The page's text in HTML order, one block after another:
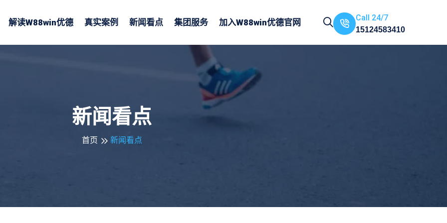
解读W88win优德 真实案例 新闻看点 集团服务 加入W88win优德官网 Call 24/7
15124583410
新闻看点
首页 新闻看点